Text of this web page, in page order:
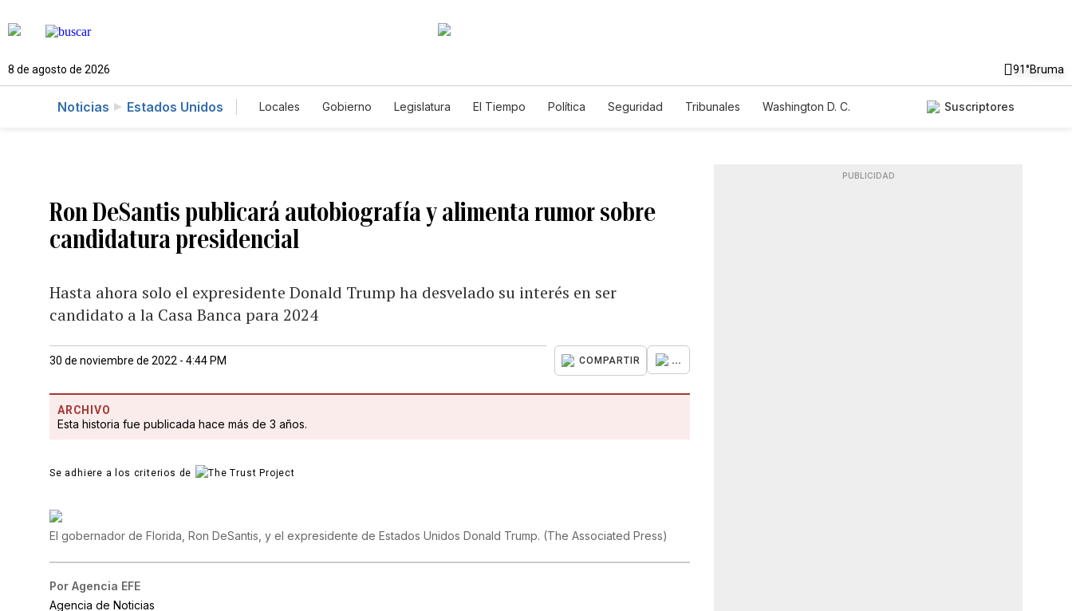
8 de agosto de 2026 91°Bruma
Noticias Estados Unidos Locales Gobierno Legislatura El Tiempo Política Seguridad Tribunales
Washington D. C.
Suscriptores
Ron DeSantis publicará autobiografía y alimenta rumor sobre
candidatura presidencial
Hasta ahora solo el expresidente Donald Trump ha desvelado su interés en ser
candidato a la Casa Banca para 2024
30 de noviembre de 2022 - 4:44 PM COMPARTIR ...
ARCHIVO
Esta historia fue publicada hace más de 3 años.
Se adhiere a los criterios de
El gobernador de Florida, Ron DeSantis, y el expresidente de Estados Unidos Donald Trump. (The Associated Press)
Por Agencia EFE
Agencia de Noticias
PUBLICIDAD